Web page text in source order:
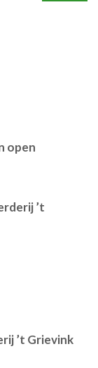
open
’t
’t Grievink